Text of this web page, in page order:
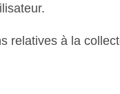
relatives à la